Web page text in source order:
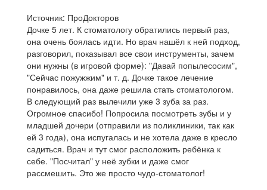
Источник: ПроДокторов
Дочке 5 лет. К стоматологу обратились первый раз,
она очень боялась идти. Но врач нашёл к ней подход,
разговорил, показывал все свои инструменты, зачем
они нужны (в игровой форме): "Давай попылесосим",
"Сейчас пожужжим" и т. д. Дочке такое лечение
понравилось, она даже решила стать стоматологом.
В следующий раз вылечили уже 3 зуба за раз.
Огромное спасибо! Попросила посмотреть зубы и у
младшей дочери (отправили из поликлиники, так как
ей 3 года), она испугалась и не хотела даже в кресло
садиться. Врач и тут смог расположить ребёнка к
себе. "Посчитал" у неё зубки и даже смог
рассмешить. Это же просто чудо-стоматолог!